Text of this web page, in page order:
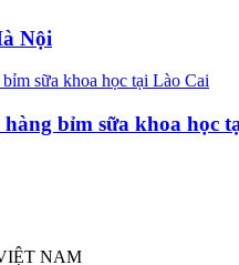
Nội
bỉm sữa khoa học
NAM